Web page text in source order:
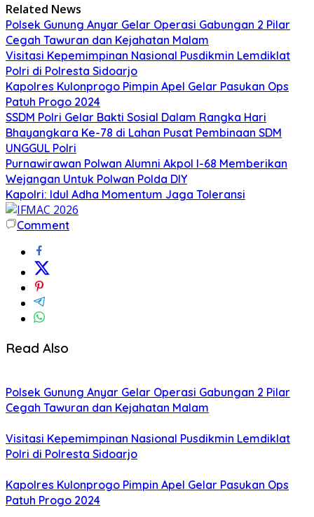
Related News
Polsek Gunung Anyar Gelar Operasi Gabungan 2 Pilar
Cegah Tawuran dan Kejahatan Malam
Visitasi Kepemimpinan Nasional Pusdikmin Lemdiklat
Polri di Polresta Sidoarjo
Kapolres Kulonprogo Pimpin Apel Gelar Pasukan Ops
Patuh Progo 2024
SSDM Polri Gelar Bakti Sosial Dalam Rangka Hari
Bhayangkara Ke-78 di Lahan Pusat Pembinaan SDM
UNGGUL Polri
Purnawirawan Polwan Alumni Akpol I-68 Memberikan
Wejangan Untuk Polwan Polda DIY
Kapolri: Idul Adha Momentum Jaga Toleransi
Comment
Read Also
Polsek Gunung Anyar Gelar Operasi Gabungan 2 Pilar
Cegah Tawuran dan Kejahatan Malam
Visitasi Kepemimpinan Nasional Pusdikmin Lemdiklat
Polri di Polresta Sidoarjo
Kapolres Kulonprogo Pimpin Apel Gelar Pasukan Ops
Patuh Progo 2024